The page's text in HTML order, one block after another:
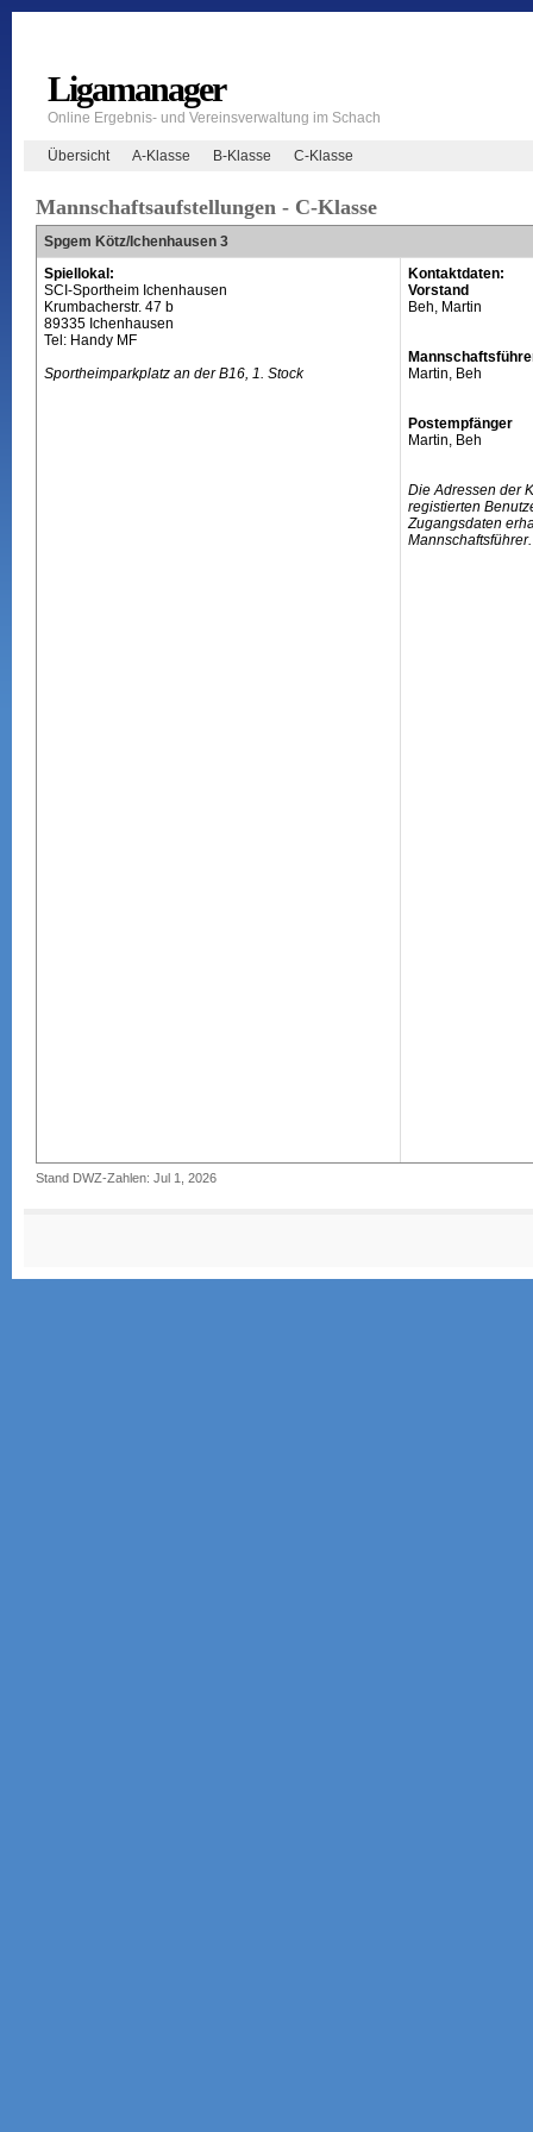
Ligamanager
Online Ergebnis- und Vereinsverwaltung im Schach
Übersicht A-Klasse B-Klasse C-Klasse
Mannschaftsaufstellungen - C-Klasse
Spgem Kötz/Ichenhausen 3
Spiellokal:
SCI-Sportheim Ichenhausen
Krumbacherstr. 47 b
89335 Ichenhausen
Tel: Handy MF
Sportheimparkplatz an der B16, 1. Stock
Kontaktdaten:
Vorstand
Beh, Martin
Martin, Beh
Postempfänger
Martin, Beh
Die Adressen der
registierten
Zugangsdaten
Mannschaftsführer.
Stand DWZ-Zahlen: Jul 1, 2026